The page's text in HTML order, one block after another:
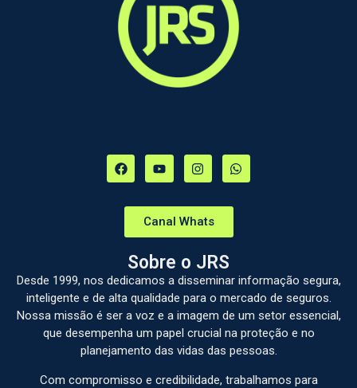
Canal Whats
Sobre o JRS
Desde 1999, nos dedicamos a disseminar informação segura,
inteligente e de alta qualidade para o mercado de seguros.
Nossa missão é ser a voz e a imagem de um setor essencial,
que desempenha um papel crucial na proteção e no
planejamento das vidas das pessoas.
Com compromisso e credibilidade, trabalhamos para